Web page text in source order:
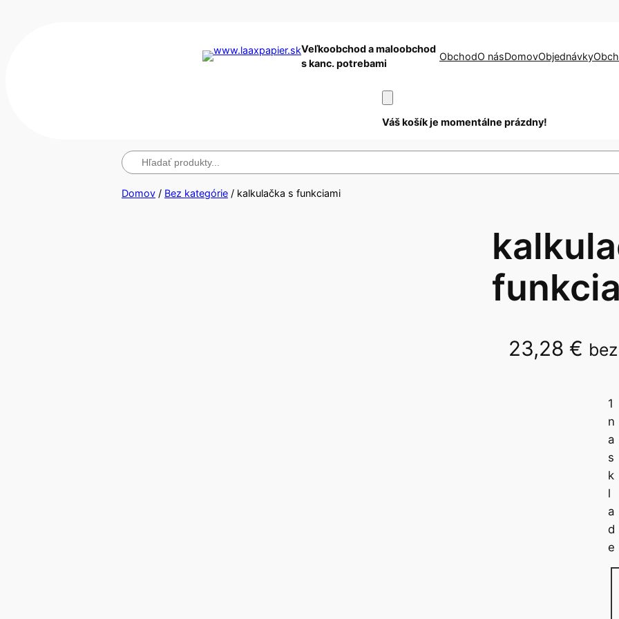
Veľkoobchod a maloobchod
s kanc. potrebami
ObchodO násDomovObjednávky
Váš košík je momentálne prázdny!
Hľadanie
Domov / Bez kategórie / kalkulačka s funkciami
23,28 €
1
n
a
s
k
l
a
d
e